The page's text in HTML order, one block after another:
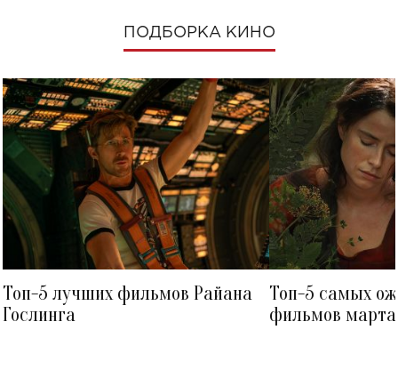
ПОДБОРКА КИНО
Топ-5 лучших фильмов Райана
Гослинга
Топ-5 самых
фильмов